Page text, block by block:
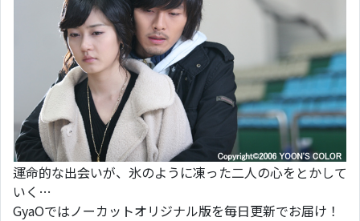
運命的な出会いが、氷のように凍った二人の心をとかして
いく…
GyaOではノーカットオリジナル版を毎日更新でお届け！